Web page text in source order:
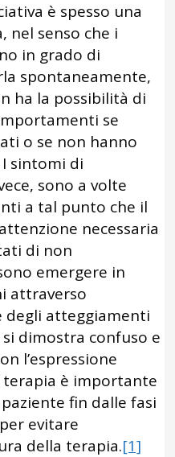
è spesso una
nel senso che i
in grado di
spontaneamente,
ha la possibilità di
se
o se non hanno
sintomi di
sono a volte
a tal punto che il
necessaria
di non
emergere in
attraverso
degli atteggiamenti
dimostra confuso e
l’espressione
terapia è importante
fin dalle fasi
evitare
della terapia.[1]